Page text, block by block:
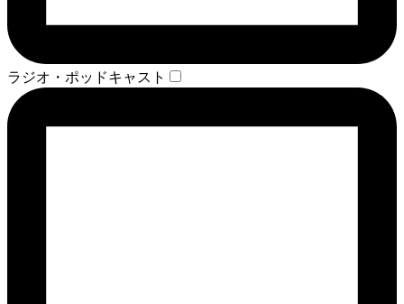
ラジオ・ポッドキャスト